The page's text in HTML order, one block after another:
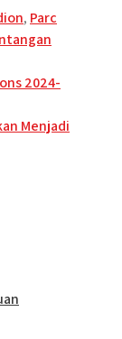
, Parc
2024-
Menjadi